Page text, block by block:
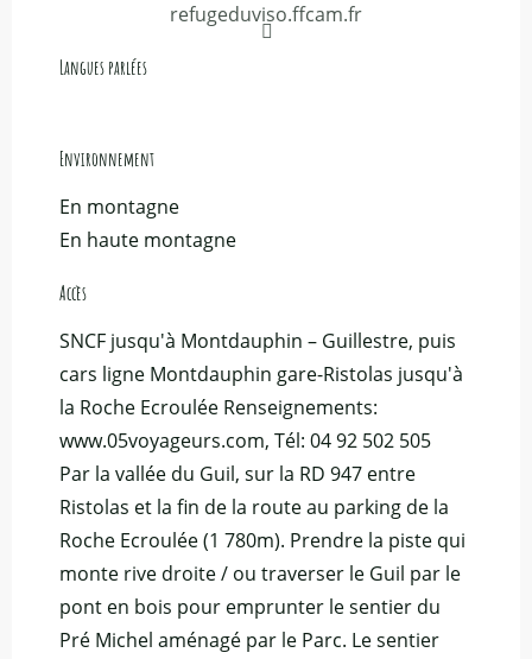
refugeduviso.ffcam.fr
Langues parlées
Langues parlées
Environnement
Environnement
En montagne
En haute montagne
Accès
Accès
SNCF jusqu'à Montdauphin – Guillestre, puis
cars ligne Montdauphin gare-Ristolas jusqu'à
la Roche Ecroulée Renseignements:
www.05voyageurs.com, Tél: 04 92 502 505
Par la vallée du Guil, sur la RD 947 entre
Ristolas et la fin de la route au parking de la
Roche Ecroulée (1 780m). Prendre la piste qui
monte rive droite / ou traverser le Guil par le
pont en bois pour emprunter le sentier du
Pré Michel aménagé par le Parc. Le sentier